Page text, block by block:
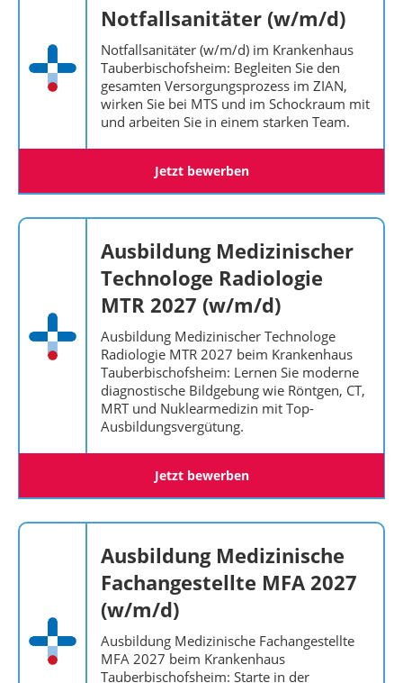
Notfallsanitäter (w/m/d)
Notfallsanitäter (w/m/d) im Krankenhaus
Tauberbischofsheim: Begleiten Sie den
gesamten Versorgungsprozess im ZIAN,
wirken Sie bei MTS und im Schockraum mit
und arbeiten Sie in einem starken Team.
Jetzt bewerben
Ausbildung Medizinischer
Technologe Radiologie
MTR 2027 (w/m/d)
Ausbildung Medizinischer Technologe
Radiologie MTR 2027 beim Krankenhaus
Tauberbischofsheim: Lernen Sie moderne
diagnostische Bildgebung wie Röntgen, CT,
MRT und Nuklearmedizin mit Top-
Ausbildungsvergütung.
Jetzt bewerben
Ausbildung Medizinische
Fachangestellte MFA 2027
(w/m/d)
Ausbildung Medizinische Fachangestellte
MFA 2027 beim Krankenhaus
Tauberbischofsheim: Starte in der